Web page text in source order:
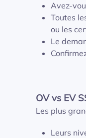
Avez-
Toutes
ou les
Le
OV vs EV
Les plus
Leurs